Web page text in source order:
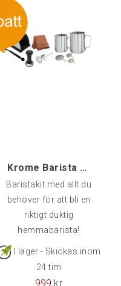
vilket passar både
cappuccino och islatte.
Krome Barista Kit Premium
Baristakit med allt du
behöver för att bli en
riktigt duktig
hemmabarista!
I lager - Skickas inom
24 tim
999 kr